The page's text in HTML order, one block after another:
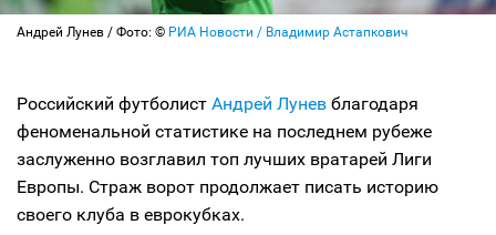
Андрей Лунев / Фото: © РИА Новости / Владимир Астапкович
Российский футболист Андрей Лунев благодаря
феноменальной статистике на последнем рубеже
заслуженно возглавил топ лучших вратарей Лиги
Европы. Страж ворот продолжает писать историю
своего клуба в еврокубках.